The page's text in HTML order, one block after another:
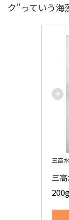
ク”っていう海
三高
三